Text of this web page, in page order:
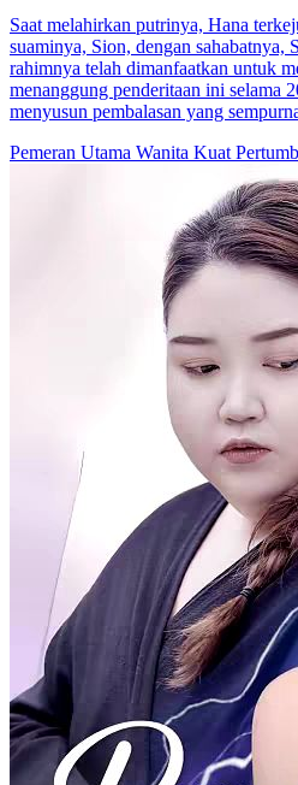
Saat melahirkan putrinya, Hana
suaminya, Sion, dengan sahabatnya,
rahimnya telah dimanfaatkan untuk
menanggung penderitaan ini selama
menyusun pembalasan yang
Pemeran Utama Wanita Kuat